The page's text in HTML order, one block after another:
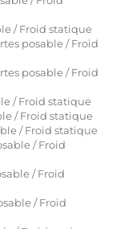
/ Froid statique
posable / Froid
posable / Froid
/ Froid statique
/ Froid statique
/ Froid statique
/ Froid
/ Froid
/ Froid